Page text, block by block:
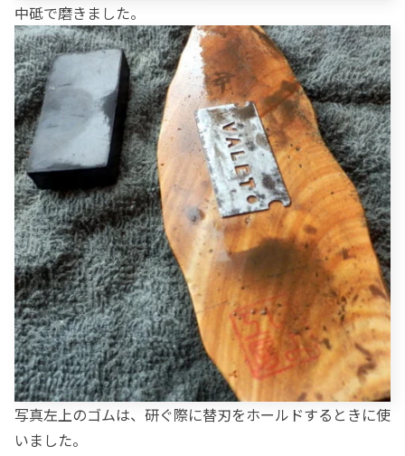
中砥で磨きました。
写真左上のゴムは、研ぐ際に替刃をホールドするときに使
いました。